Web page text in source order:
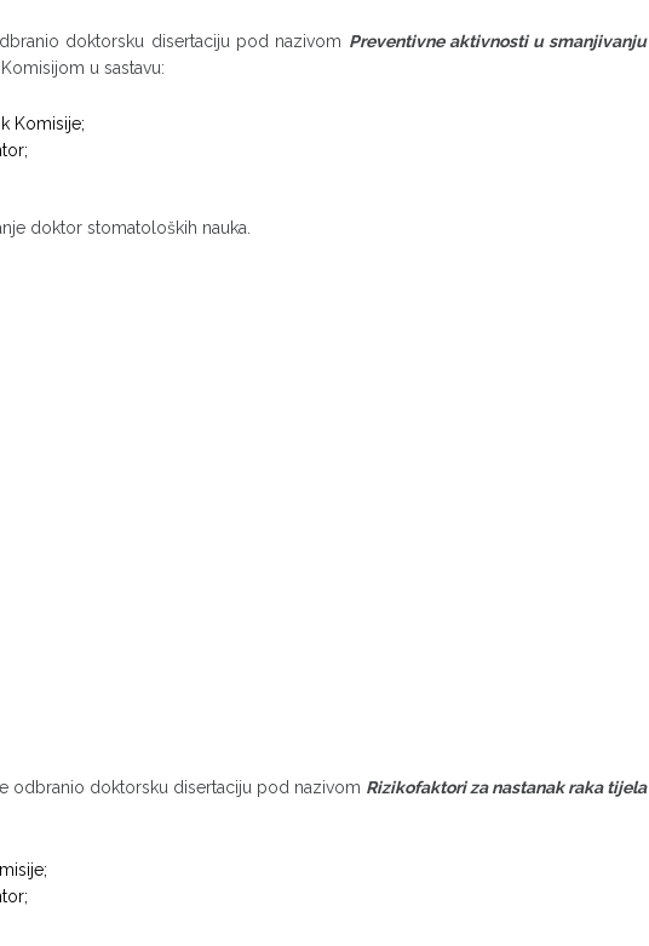
doktorsku disertaciju pod nazivom Preventivne aktivnosti u smanjivanju
u sastavu:
Komisije;
doktor stomatoloških nauka.
odbranio doktorsku disertaciju pod nazivom Rizikofaktori za nastanak raka tijela